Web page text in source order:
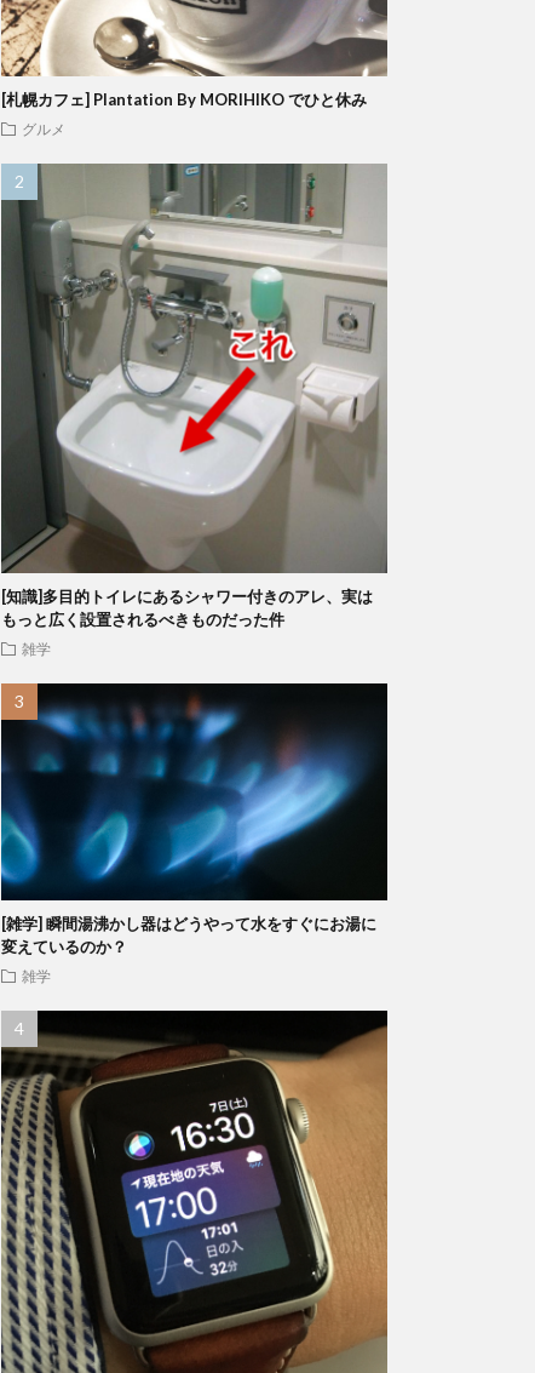
[札幌カフェ] Plantation By MORIHIKO でひと休み
グルメ
[知識]多目的トイレにあるシャワー付きのアレ、実は
もっと広く設置されるべきものだった件
雑学
[雑学] 瞬間湯沸かし器はどうやって水をすぐにお湯に
変えているのか？
雑学